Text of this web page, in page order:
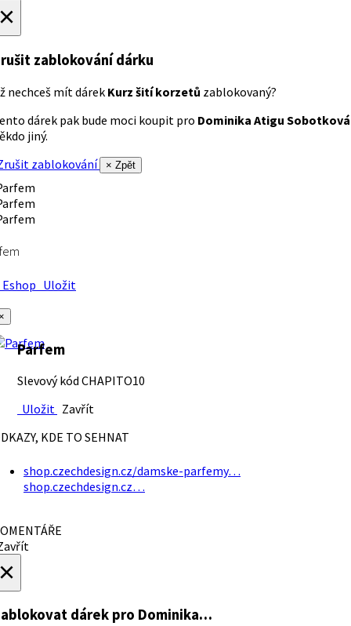
zablokování dárku
nechceš mít dárek Kurz šití korzetů zablokovaný?
dárek pak bude moci koupit pro Dominika Atigu Sobotková
jiný.
zablokování
× Zpět
Uložit
Parfem
Slevový kód CHAPITO10
Uložit Zavřít
KDE TO SEHNAT
shop.czechdesign.cz/damske-parfemy…
shop.czechdesign.cz…
dárek pro Dominika…